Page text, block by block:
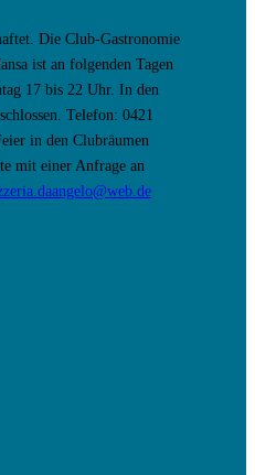
Die Club-Gastronomie
ist an folgenden Tagen
17 bis 22 Uhr. In den
Telefon: 0421
in den Clubräumen
mit einer Anfrage an